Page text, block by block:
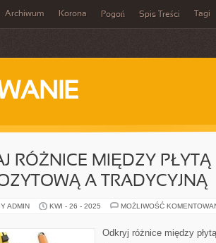
Archiwum Korona Pogoń Spis Treści Tagi
RÓŻNICE MIĘDZY PŁYTĄ
A TRADYCYJNĄ
ADMIN KWI - 26 - 2025 MOŻLIWOŚĆ
Odkryj różnice między